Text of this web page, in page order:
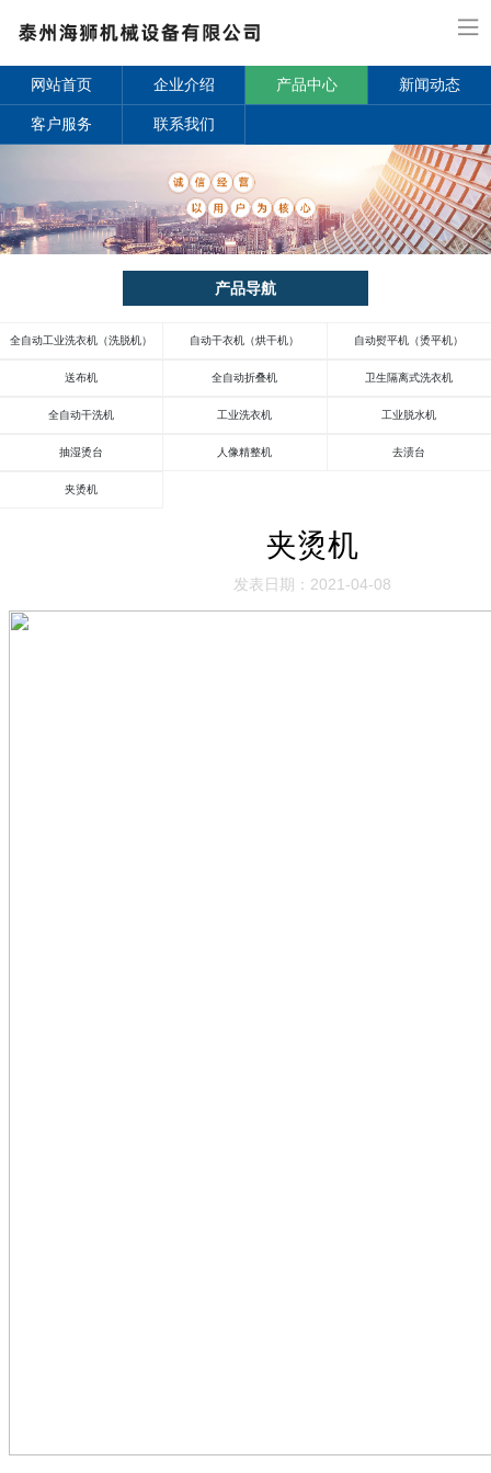
网站首页 企业介绍 产品中心 新闻动态
客户服务 联系我们
产品导航
全自动工业洗衣机（洗脱机） 自动干衣机（烘干机） 自动熨平机（烫平机）
送布机 全自动折叠机 卫生隔离式洗衣机
全自动干洗机 工业洗衣机 工业脱水机
抽湿烫台 人像精整机 去渍台
夹烫机
夹烫机
发表日期：2021-04-08